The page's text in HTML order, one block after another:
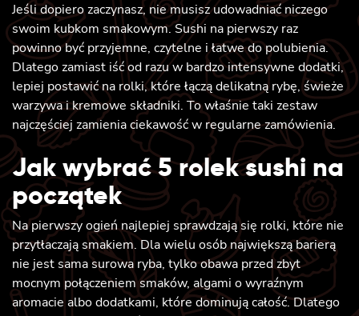
Jeśli dopiero zaczynasz, nie musisz udowadniać niczego
swoim kubkom smakowym. Sushi na pierwszy raz
powinno być przyjemne, czytelne i łatwe do polubienia.
Dlatego zamiast iść od razu w bardzo intensywne dodatki,
lepiej postawić na rolki, które łączą delikatną rybę, świeże
warzywa i kremowe składniki. To właśnie taki zestaw
najczęściej zamienia ciekawość w regularne zamówienia.
Jak wybrać 5 rolek sushi na
początek
Na pierwszy ogień najlepiej sprawdzają się rolki, które nie
przytłaczają smakiem. Dla wielu osób największą barierą
nie jest sama surowa ryba, tylko obawa przed zbyt
mocnym połączeniem smaków, algami o wyraźnym
aromacie albo dodatkami, które dominują całość. Dlatego